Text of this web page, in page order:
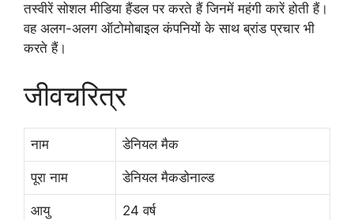
तस्वीरें सोशल मीडिया हैंडल पर करते हैं जिनमें महंगी कारें होती हैं।
वह अलग-अलग ऑटोमोबाइल कंपनियों के साथ ब्रांड प्रचार भी
करते हैं।
जीवचरित्र
नाम डेनियल मैक
पूरा नाम डेनियल मैकडोनाल्ड
आयु 24 वर्ष